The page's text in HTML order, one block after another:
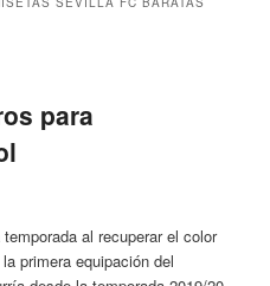
para
al recuperar el color
primera equipación del